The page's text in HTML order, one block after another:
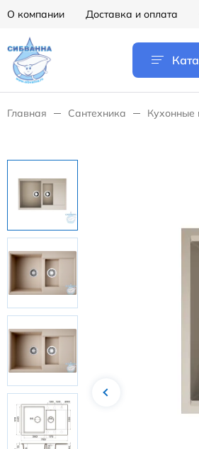
О компании Доставка и оплата
Главная Сантехника Кухонные